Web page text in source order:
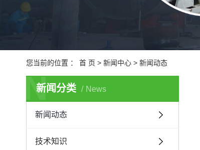
您当前的位置 ： 首 页 > 新闻中心 > 新闻动态
新闻分类 News
N
新闻动态
技术知识